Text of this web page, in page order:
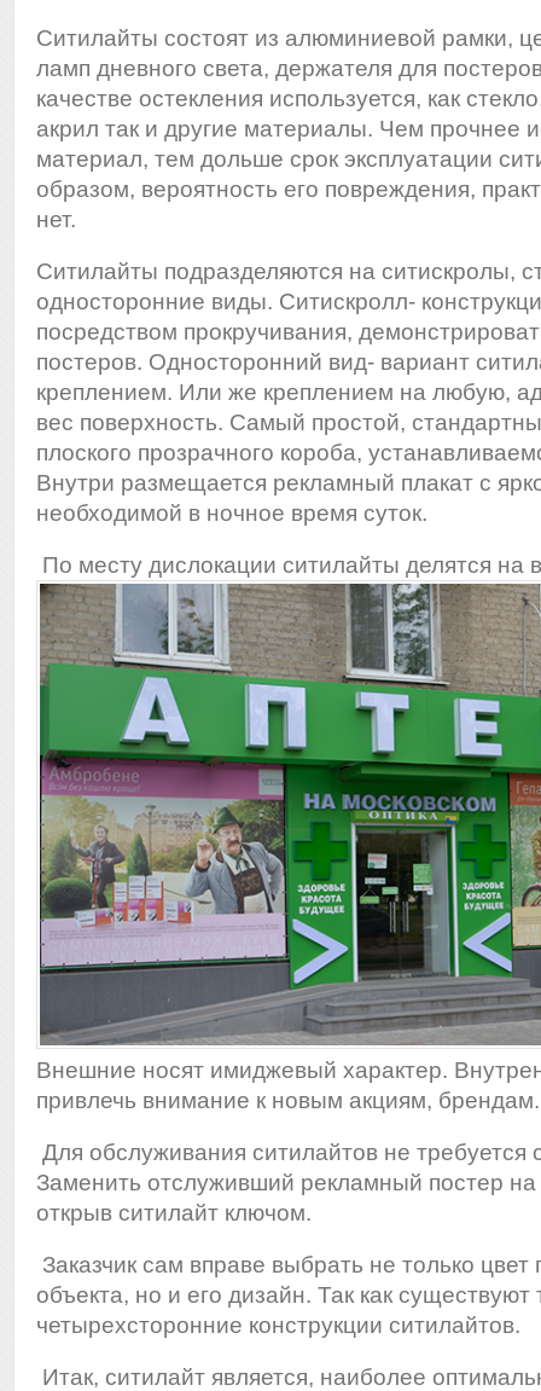
Ситилайты состоят из алюминиевой рамки,
ламп дневного света, держателя для
качестве остекления используется, как
акрил так и другие материалы. Чем прочнее
материал, тем дольше срок эксплуатации
образом, вероятность его повреждения,
нет.
Ситилайты подразделяются на ситискролы,
односторонние виды. Ситискролл-
посредством прокручивания,
постеров. Односторонний вид- вариант
креплением. Или же креплением на любую,
вес поверхность. Самый простой,
плоского прозрачного короба,
Внутри размещается рекламный плакат с
необходимой в ночное время суток.
По месту дислокации ситилайты делятся на
Внешние носят имиджевый характер.
привлечь внимание к новым акциям, брендам.
Для обслуживания ситилайтов не
Заменить отслуживший рекламный постер
открыв ситилайт ключом.
Заказчик сам вправе выбрать не только
объекта, но и его дизайн. Так как существуют
четырехсторонние конструкции ситилайтов.
Итак, ситилайт является, наиболее